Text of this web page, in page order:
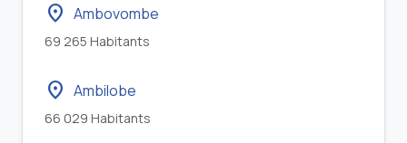
location_on Ambovombe
69 265 Habitants
location_on Ambilobe
66 029 Habitants